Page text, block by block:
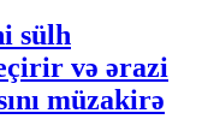
sülh
və ərazi
müzakirə